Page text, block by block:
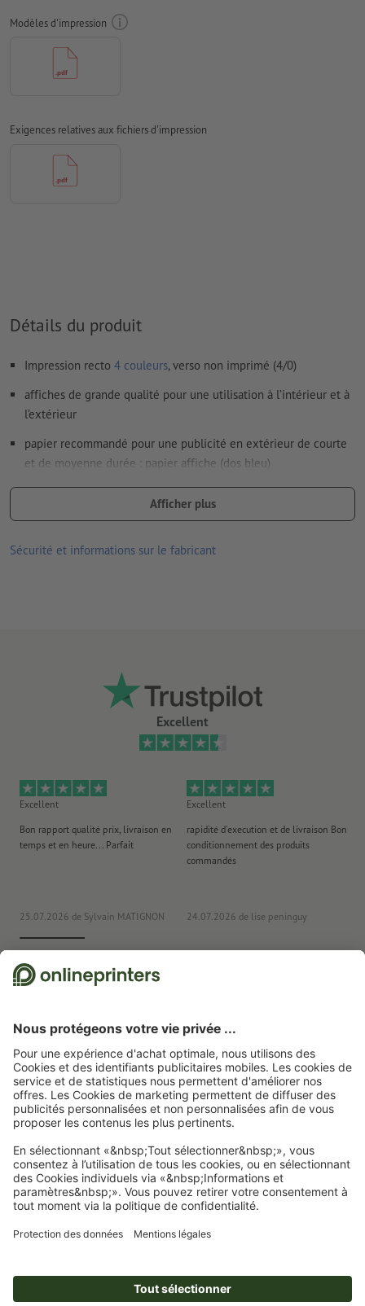
Mode couleur :
CMJN, FOGRA51 (PSO Coated v3) pour les
papiers couchés, FOGRA52 (PSO Uncoated v3 FOGRA52) pour
les papiers non couchés
Nous ne vérifions pas les
imprimés
Le contenu des
Modèles d'impression
Exigences relatives aux fichiers d'impression
Détails du produit
Impression recto 4 couleurs, verso non imprimé (4/0)
affiches de grande qualité pour une utilisation à l’intérieur et à
l’extérieur
papier recommandé pour une publicité en extérieur de courte
et de moyenne durée : papier affiche (dos bleu)
les gouttes de pluie et les autres liquides perlent sur la
affiches collées en dessous de se voir par transparence
livraison : à plat (non roulé)
Afficher plus
Sécurité et informations sur le fabricant
Excellent
Excellent
Bon rapport qualité prix, livraison en
temps et en heure... Parfait
25.07.2026 de Sylvain MATIGNON
Excellent
rapidité d'execution et de livraison Bon
conditionnement des produits
commandés
24.07.2026 de lise peninguy
évaluations. Vous trouvereziciles mesures prises par Trustpilot pour garantir
Page d'accueil Affiches Affiches/Plots (petit tirage)
Affiches abribus dos bleu,
30 x 40 cm
À propos de nous
Presse
Service
15 %